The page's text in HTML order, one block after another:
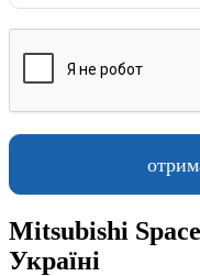
Mitsubishi
Україні